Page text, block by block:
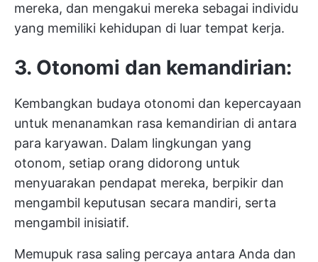
mereka, dan mengakui mereka sebagai individu
yang memiliki kehidupan di luar tempat kerja.
3. Otonomi dan kemandirian:
Kembangkan budaya otonomi dan kepercayaan
untuk menanamkan rasa kemandirian di antara
para karyawan. Dalam lingkungan yang
otonom, setiap orang didorong untuk
menyuarakan pendapat mereka, berpikir dan
mengambil keputusan secara mandiri, serta
mengambil inisiatif.
Memupuk rasa saling percaya antara Anda dan